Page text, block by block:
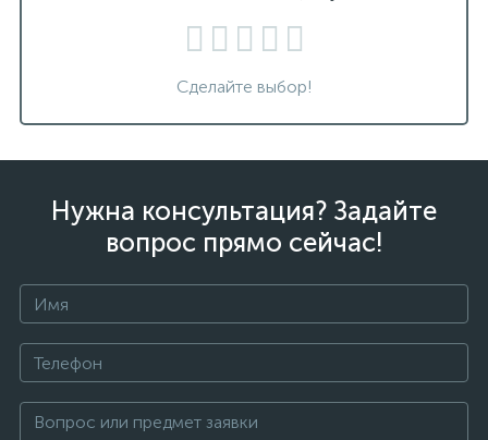
Сделайте выбор!
Нужна консультация? Задайте
вопрос прямо сейчас!